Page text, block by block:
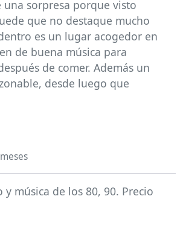
una sorpresa porque visto
que no destaque mucho
es un lugar acogedor en
de buena música para
de comer. Además un
desde luego que
y música de los 80, 90. Precio